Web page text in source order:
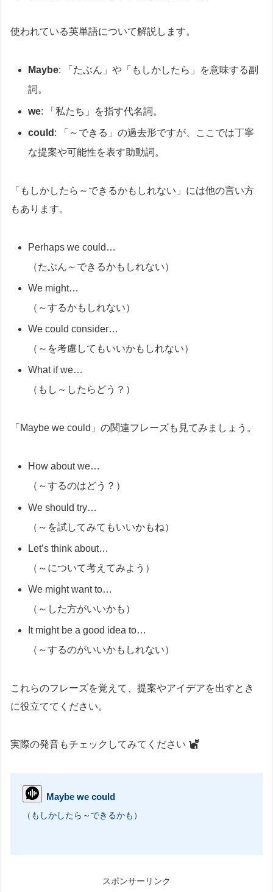
使われている英単語について解説します。
Maybe: 「たぶん」や「もしかしたら」を意味する副
詞。
we: 「私たち」を指す代名詞。
could : 「～できる」の過去形ですが、ここでは丁寧
な提案や可能性を表す助動詞。
「もしかしたら～できるかもしれない」には他の言い方
もあります。
Perhaps we could…
（たぶん～できるかもしれない）
We might…
（～するかもしれない）
We could consider…
（～を考慮してもいいかもしれない）
What if we…
（もし～したらどう？）
「Maybe we could」の関連フレーズも見てみましょう。
How about we…
（～するのはどう？）
We should try…
（～を試してみてもいいかもね）
Let’s think about…
（～について考えてみよう）
We might want to…
（～した方がいいかも）
It might be a good idea to…
（～するのがいいかもしれない）
これらのフレーズを覚えて、提案やアイデアを出すとき
に役立ててください。
実際の発音もチェックしてみてください
Maybe we could
（もしかしたら～できるかも）
スポンサーリンク